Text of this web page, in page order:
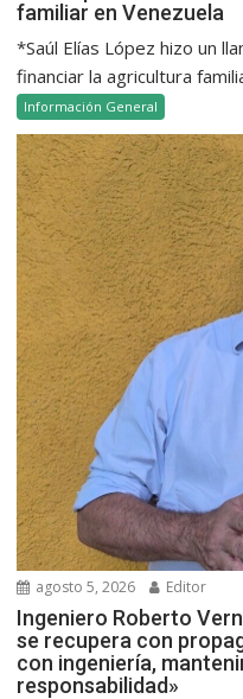
familiar en Venezuela
*Saúl Elías López hizo un
financiar la agricultura
Información General
agosto 5, 2026 Editor
Ingeniero Roberto
se recupera con
con ingeniería,
responsabilidad»